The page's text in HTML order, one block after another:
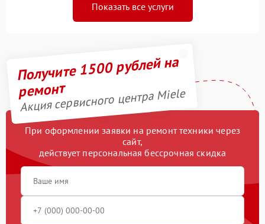
Показать все услуги
Получите 1500 рублей на
ремонт
Акция сервисного центра Miele
При оформлении заявки на ремонт техники через
сайт,
действует персональная бессрочная скидка